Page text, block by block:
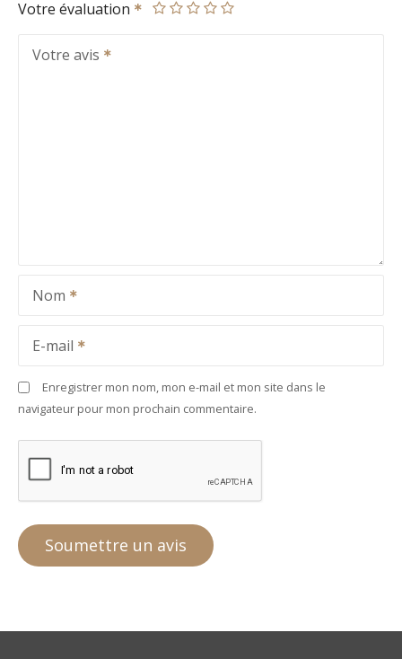
Votre évaluation
Votre avis
Nom
E-mail
Enregistrer mon nom, mon e-mail et mon site dans le
navigateur pour mon prochain commentaire.